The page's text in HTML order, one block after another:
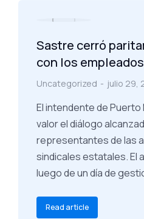
Sastre cerró
con los
Uncategorized julio 29,
El intendente de Puerto
valor el diálogo
representantes de las
sindicales estatales. El
luego de un día de
Read article